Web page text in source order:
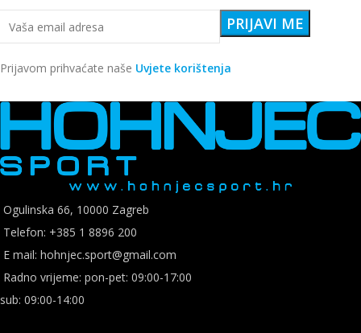
Prijavom prihvaćate naše Uvjete korištenja
Ogulinska 66, 10000 Zagreb
Telefon: +385 1 8896 200
E mail: hohnjec.sport@gmail.com
Radno vrijeme: pon-pet: 09:00-17:00
sub: 09:00-14:00